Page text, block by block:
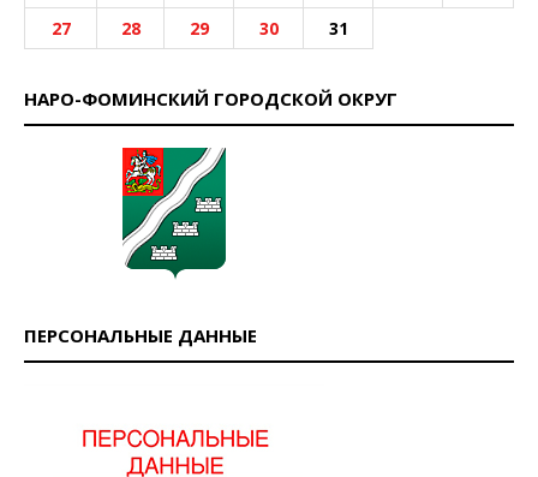
27
28 29 30 31
НАРО-ФОМИНСКИЙ ГОРОДСКОЙ ОКРУГ
ПЕРСОНАЛЬНЫЕ ДАННЫЕ